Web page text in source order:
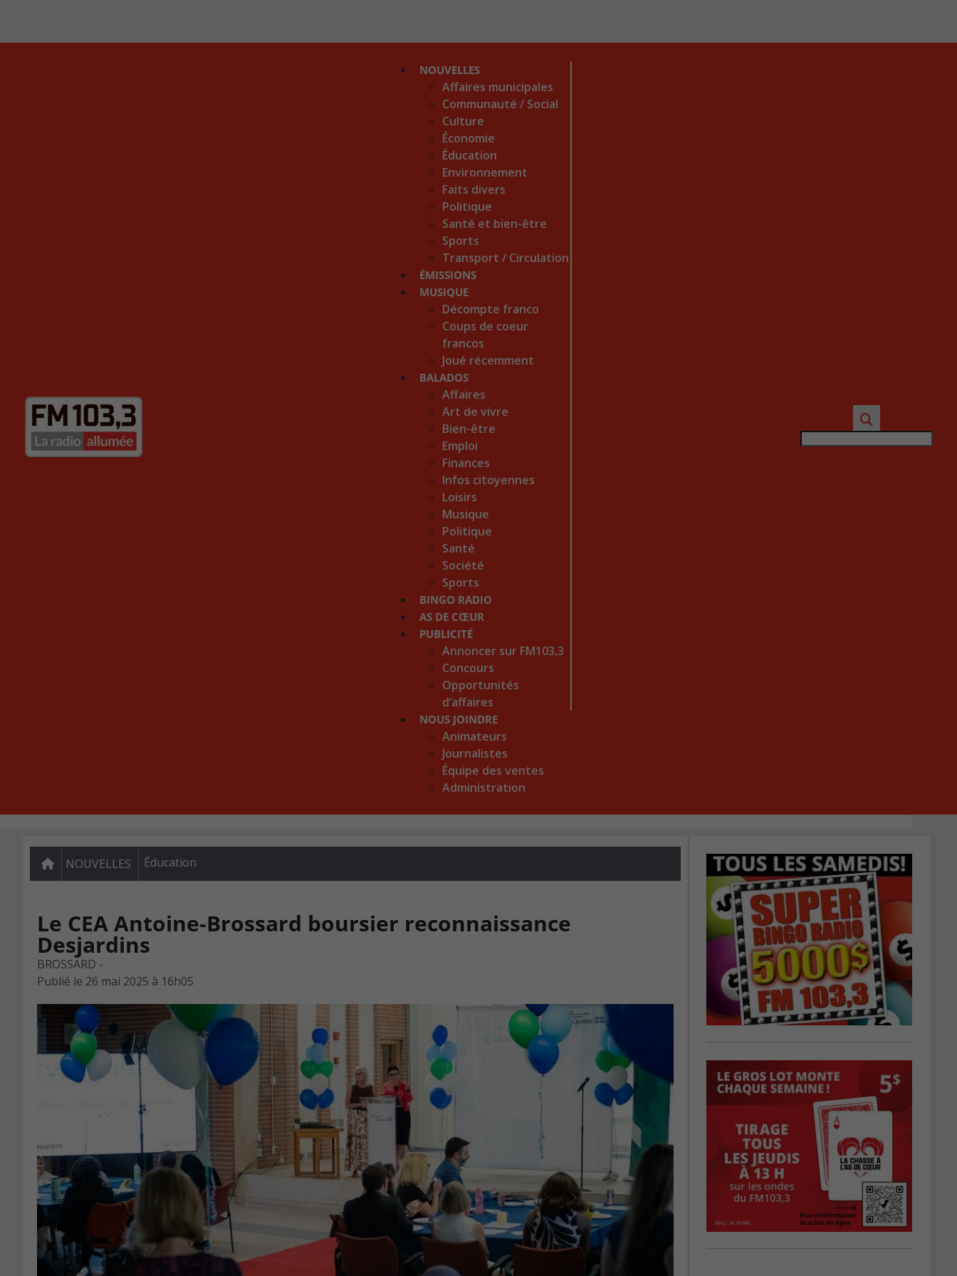
NOUVELLES
Affaires municipales
Communauté / Social
Culture
Économie
Éducation
Environnement
Faits divers
Politique
Santé et bien-être
Sports
Transport / Circulation
ÉMISSIONS
MUSIQUE
Décompte franco
Coups de coeur
francos
Joué récemment
BALADOS
Affaires
Art de vivre
Bien-être
Emploi
Finances
Infos citoyennes
Loisirs
Musique
Politique
Santé
Société
Sports
BINGO RADIO
AS DE CŒUR
PUBLICITÉ
Annoncer sur FM103,3
Concours
Opportunités
d’affaires
NOUS JOINDRE
Animateurs
Journalistes
Équipe des ventes
Administration
NOUVELLES Éducation
Le CEA Antoine-Brossard boursier reconnaissance
Desjardins
BROSSARD -
Publié le 26 mai 2025 à 16h05